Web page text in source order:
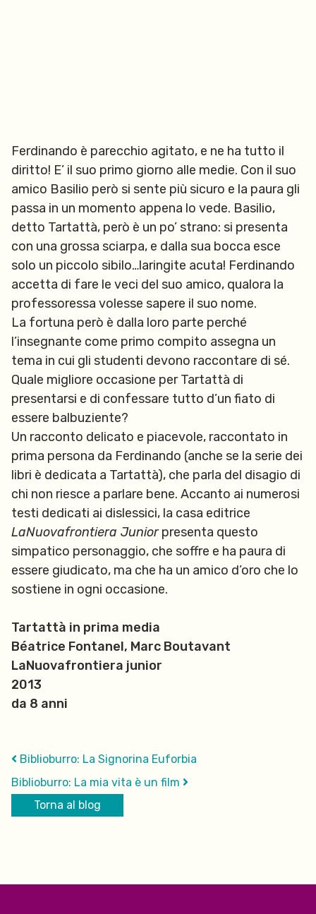
Ferdinando è parecchio agitato, e ne ha tutto il
diritto! E’ il suo primo giorno alle medie. Con il suo
amico Basilio però si sente più sicuro e la paura gli
passa in un momento appena lo vede. Basilio,
detto Tartattà, però è un po’ strano: si presenta
con una grossa sciarpa, e dalla sua bocca esce
solo un piccolo sibilo…laringite acuta! Ferdinando
accetta di fare le veci del suo amico, qualora la
professoressa volesse sapere il suo nome.
La fortuna però è dalla loro parte perché
l’insegnante come primo compito assegna un
tema in cui gli studenti devono raccontare di sé.
Quale migliore occasione per Tartattà di
presentarsi e di confessare tutto d’un fiato di
essere balbuziente?
Un racconto delicato e piacevole, raccontato in
prima persona da Ferdinando (anche se la serie dei
libri è dedicata a Tartattà), che parla del disagio di
chi non riesce a parlare bene. Accanto ai numerosi
testi dedicati ai dislessici, la casa editrice
LaNuovafrontiera Juniorpresenta questo
simpatico personaggio, che soffre e ha paura di
essere giudicato, ma che ha un amico d’oro che lo
sostiene in ogni occasione.
Tartattà in prima media
Béatrice Fontanel, Marc Boutavant
LaNuovafrontiera junior
2013
da 8 anni
Biblioburro: La Signorina Euforbia
Torna al blog
Biblioburro: La mia vita è un film